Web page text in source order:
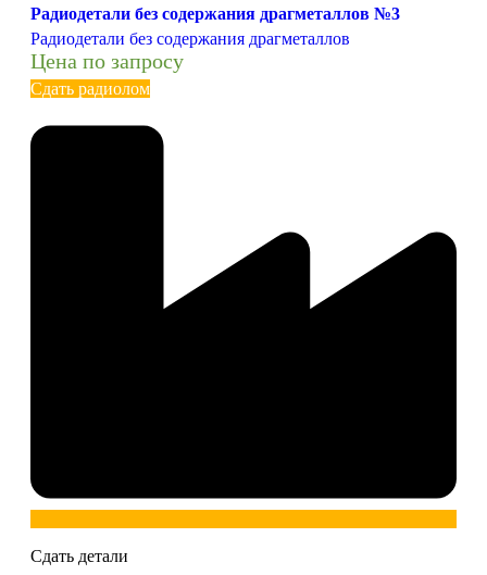
Радиодетали без содержания драгметаллов №3
Радиодетали без содержания драгметаллов
Цена по запросу
Сдать радиолом
Сдать детали